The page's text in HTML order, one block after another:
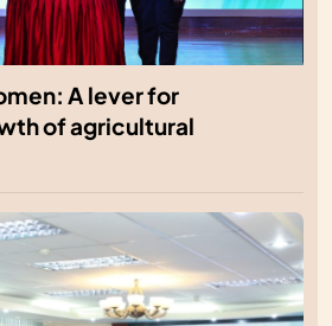
A lever for
of agricultural